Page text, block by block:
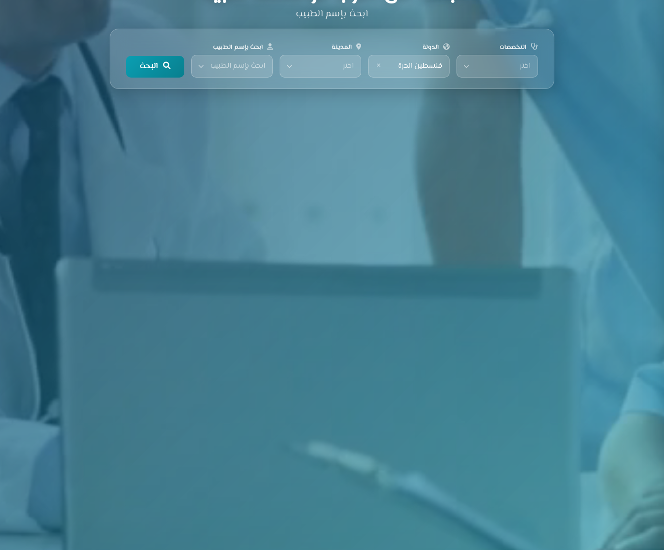
ابحث بإسم الطبيب
التخصصات
اختر
الدولة
فلسطين الحرة ×
المدينة
اختر
ابحث بإسم الطبيب
ابحث بإسم الطبيب